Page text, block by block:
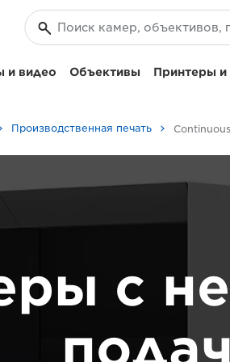
и видео Объективы Принтеры и
Производственная печать
с